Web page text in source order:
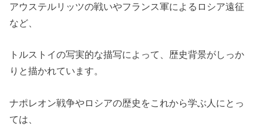
アウステルリッツの戦いやフランス軍によるロシア遠征
など、
トルストイの写実的な描写によって、歴史背景がしっか
りと描かれています。
ナポレオン戦争やロシアの歴史をこれから学ぶ人にとっ
ては、